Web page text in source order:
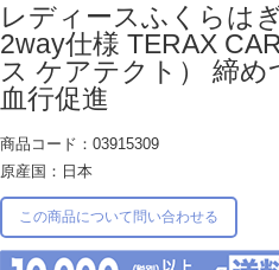
レディースふくらは
2way仕様 TERAX
ス ケアテクト） 締
血行促進
商品コード：03915309
原産国：日本
この商品について問い合わせる